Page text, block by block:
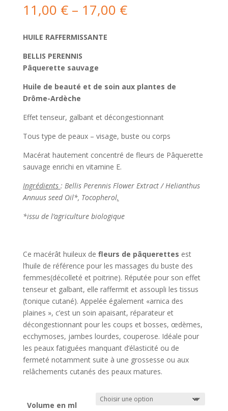
11,00 €– 17,00 €
HUILE RAFFERMISSANTE
BELLIS PERENNIS
Pâquerette sauvage
Huile de beauté et de soin aux plantes de
Drôme-Ardèche
Effet tenseur, galbant et décongestionnant
Tous type de peaux – visage, buste ou corps
Macérat hautement concentré de fleurs de Pâquerette
sauvage enrichi en vitamine E.
Ingrédients : Bellis Perennis Flower Extract / Helianthus
Annuus seed Oil*, Tocopherol.
*issu de l’agriculture biologique
Ce macérât huileux de fleurs de pâquerettes est
l’huile de référence pour les massages du buste des
femmes(décolleté et poitrine). Réputée pour son effet
tenseur et galbant, elle raffermit et assoupli les tissus
(tonique cutané). Appelée également «arnica des
plaines », c’est un soin apaisant, réparateur et
décongestionnant pour les coups et bosses, œdèmes,
ecchymoses, jambes lourdes, couperose. Idéale pour
les peaux fatiguées manquant d’élasticité ou de
fermeté notamment suite à une grossesse ou aux
relâchements cutanés des peaux matures.
Volume en ml